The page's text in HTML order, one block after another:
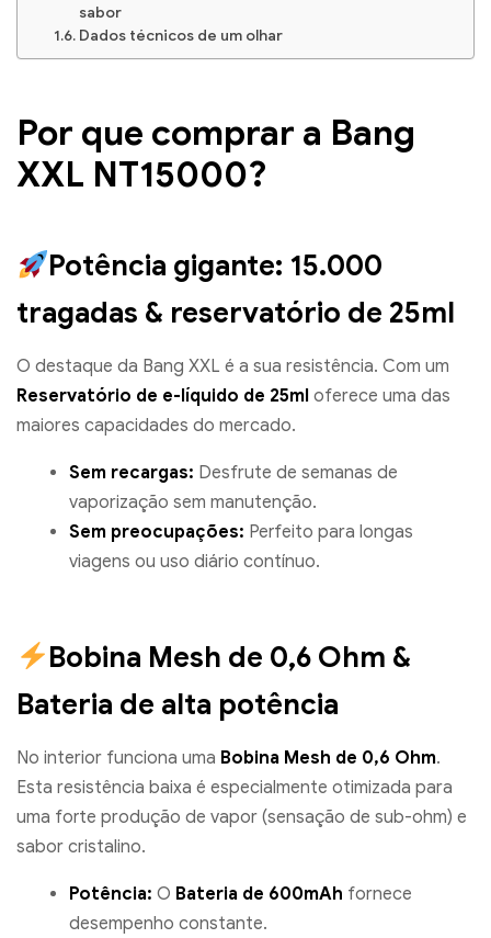
sabor
Dados técnicos de um olhar
Por que comprar a Bang
XXL NT15000?
Potência gigante: 15.000
tragadas & reservatório de 25ml
O destaque da Bang XXL é a sua resistência. Com um
Reservatório de e-líquido de 25ml oferece uma das
maiores capacidades do mercado.
Sem recargas: Desfrute de semanas de
vaporização sem manutenção.
Sem preocupações: Perfeito para longas
viagens ou uso diário contínuo.
Bobina Mesh de 0,6 Ohm &
Bateria de alta potência
No interior funciona uma Bobina Mesh de 0,6 Ohm.
Esta resistência baixa é especialmente otimizada para
uma forte produção de vapor (sensação de sub-ohm) e
sabor cristalino.
Potência: O Bateria de 600mAh fornece
desempenho constante.